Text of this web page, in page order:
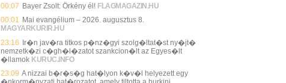
00:07 Bayer Zsolt: Örkény él! FLAGMAGAZIN.HU
00:01 Mai evangélium – 2026. augusztus 8.
MAGYARKURIR.HU
23:16 Ir�n jav�ra titkos p�nz�gyi szolg�ltat�st ny�jt�
nemzetk�zi c�gh�l�zatot szankcion�lt az Egyes�lt
�llamok KURUC.INFO
23:09 A nizzai b�r�s�g hat�lyon k�v�l helyezett egy